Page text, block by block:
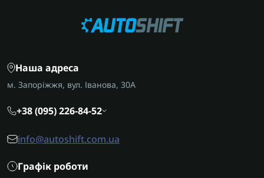
Наша адреса
м. Запоріжжя, вул. Іванова, 30А
+38 (095) 226-84-52
info@autoshift.com.ua
Графік роботи